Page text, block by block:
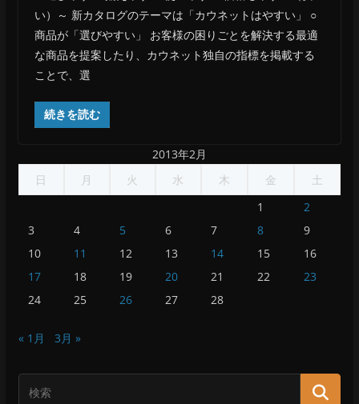
い）～ 新カタログのテーマは「カウネットはやすい」 ○
商品が「選びやすい」 お客様の困りごとを解決する最適
な商品を提案したり、カウネット独自の指標を掲載する
ことで、選
続きを読む
2013年2月
日
月 火 水 木 金
土
1
2
3
4 5 6 7 8
9
10
11 12 13 14 15
16
17
18 19 20 21 22
23
24
25 26 27 28
« 1月 3月 »